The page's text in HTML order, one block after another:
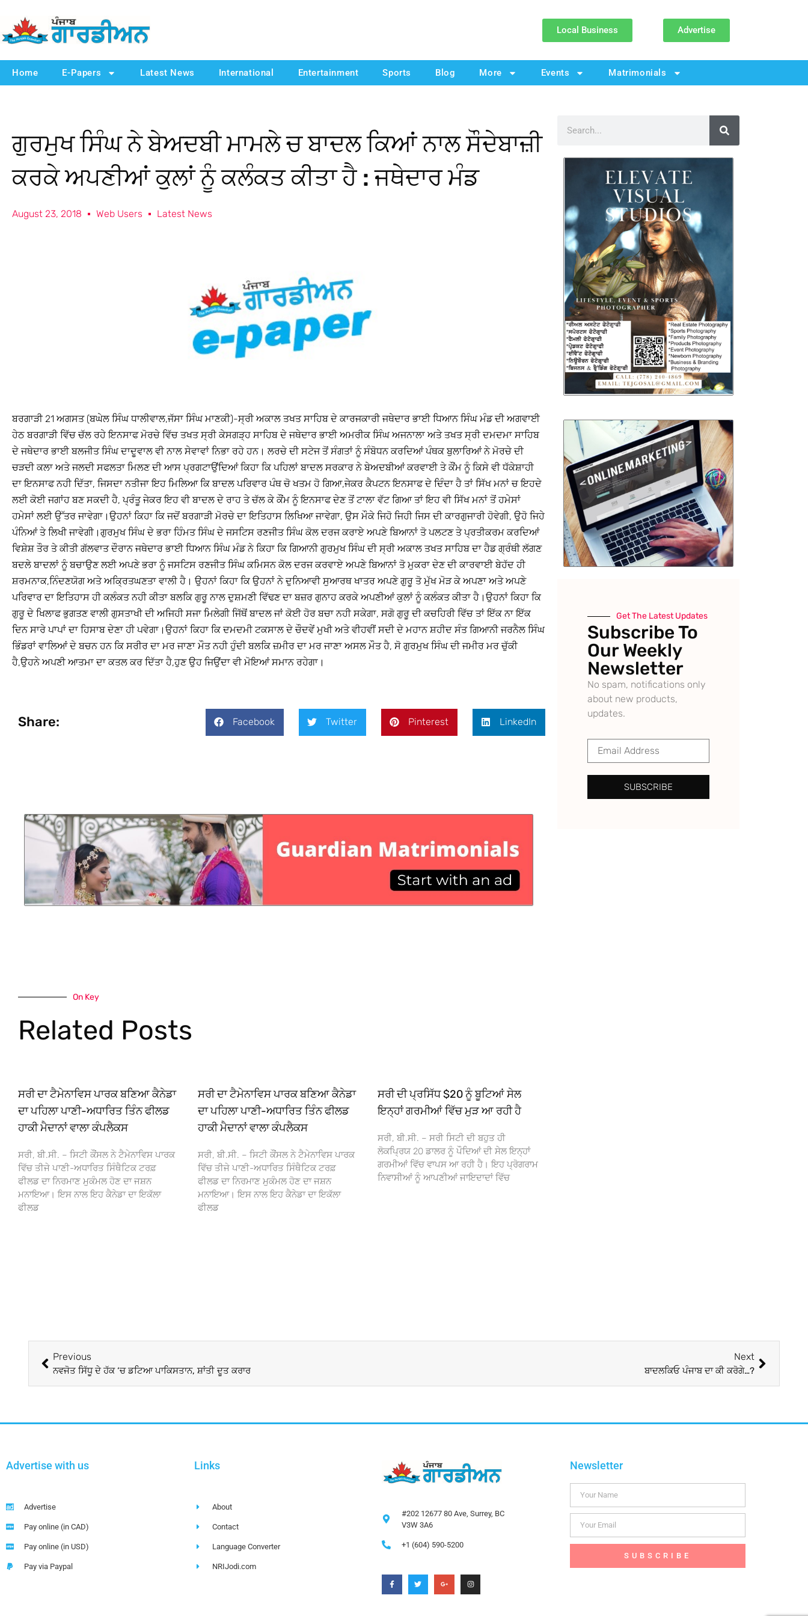
Local Business Advertise
Home E-Papers Latest News International Entertainment Sports Blog More Events Matrimonials
ਗੁਰਮੁਖ ਸਿੰਘ ਨੇ ਬੇਅਦਬੀ ਮਾਮਲੇ ਚ ਬਾਦਲ ਕਿਆਂ ਨਾਲ ਸੌਦੇਬਾਜ਼ੀ
ਕਰਕੇ ਅਪਣੀਆਂ ਕੁਲਾਂ ਨੂੰ ਕਲੰਕਤ ਕੀਤਾ ਹੈ : ਜਥੇਦਾਰ ਮੰਡ
August 23, 2018 Web Users Latest News
ਬਰਗਾੜੀ 21 ਅਗਸਤ (ਬਘੇਲ ਸਿੰਘ ਧਾਲੀਵਾਲ,ਜੱਸਾ ਸਿੰਘ ਮਾਣਕੀ)-ਸ੍ਰੀ ਅਕਾਲ ਤਖਤ ਸਾਹਿਬ ਦੇ ਕਾਰਜਕਾਰੀ ਜਥੇਦਾਰ ਭਾਈ ਧਿਆਨ ਸਿੰਘ ਮੰਡ ਦੀ ਅਗਵਾਈ
ਹੇਠ ਬਰਗਾੜੀ ਵਿੱਚ ਚੱਲ ਰਹੇ ਇਨਸਾਫ ਮੋਰਚੇ ਵਿੱਚ ਤਖਤ ਸ੍ਰੀ ਕੇਸਗੜ੍ਹ ਸਾਹਿਬ ਦੇ ਜਥੇਦਾਰ ਭਾਈ ਅਮਰੀਕ ਸਿੰਘ ਅਜਨਾਲਾ ਅਤੇ ਤਖਤ ਸ੍ਰੀ ਦਮਦਮਾ ਸਾਹਿਬ
ਦੇ ਜਥੇਦਾਰ ਭਾਈ ਬਲਜੀਤ ਸਿੰਘ ਦਾਦੂਵਾਲ ਵੀ ਨਾਲ ਸੇਵਾਵਾਂ ਨਿਭਾ ਰਹੇ ਹਨ। ਲਰਚੇ ਦੀ ਸਟੇਜ ਤੋਂ ਸੰਗਤਾਂ ਨੂੰ ਸੰਬੋਧਨ ਕਰਦਿਆਂ ਪੰਥਕ ਬੁਲਾਰਿਆਂ ਨੇ ਮੋਰਚੇ ਦੀ
ਚੜਦੀ ਕਲਾ ਅਤੇ ਜਲਦੀ ਸਫਲਤਾ ਮਿਲਣ ਦੀ ਆਸ ਪ੍ਰਗਟਾਉਂਦਿਆਂ ਕਿਹਾ ਕਿ ਪਹਿਲਾਂ ਬਾਦਲ ਸਰਕਾਰ ਨੇ ਬੇਅਦਬੀਆਂ ਕਰਵਾਈ ਤੇ ਕੌਂਮ ਨੂੰ ਕਿਸੇ ਵੀ ਧੱਕੇਸ਼ਾਹੀ
ਦਾ ਇਨਸਾਫ ਨਹੀ ਦਿੱਤਾ, ਜਿਸਦਾ ਨਤੀਜਾ ਇਹ ਮਿਲਿਆ ਕਿ ਬਾਦਲ ਪਰਿਵਾਰ ਪੰਥ ਚੋ ਖਤਮ ਹੋ ਗਿਆ,ਜੇਕਰ ਕੈਪਟਨ ਇਨਸਾਫ ਦੇ ਦਿੰਦਾ ਹੈ ਤਾਂ ਸਿੱਖ ਮਨਾਂ ਚ ਇਹਦੇ
ਲਈ ਕੋਈ ਜਗਾਂਹ ਬਣ ਸਕਦੀ ਹੈ, ਪ੍ਰੰਤੂ ਜੇਕਰ ਇਹ ਵੀ ਬਾਦਲ ਦੇ ਰਾਹ ਤੇ ਚੱਲ ਕੇ ਕੌਂਮ ਨੂੰ ਇਨਸਾਫ ਦੇਣ ਤੋਂ ਟਾਲਾ ਵੱਟ ਗਿਆ ਤਾਂ ਇਹ ਵੀ ਸਿੱਖ ਮਨਾਂ ਤੋਂ ਹਮੇਸਾਂ
ਹਮੇਸਾਂ ਲਈ ਉੱਤਰ ਜਾਵੇਗਾ।ਉਹਨਾਂ ਕਿਹਾ ਕਿ ਜਦੋਂ ਬਰਗਾੜੀ ਮੋਰਚੇ ਦਾ ਇਤਿਹਾਸ ਲਿਖਿਆ ਜਾਵੇਗਾ, ਉਸ ਮੌਕੇ ਜਿਹੋ ਜਿਹੀ ਜਿਸ ਦੀ ਕਾਰਗੁਜਾਰੀ ਹੋਵੇਗੀ, ਉਹੋ ਜਿਹੇ
ਪੰਨਿਆਂ ਤੇ ਲਿਖੀ ਜਾਵੇਗੀ।ਗੁਰਮੁਖ ਸਿੰਘ ਦੇ ਭਰਾ ਹਿੰਮਤ ਸਿੰਘ ਦੇ ਜਸਟਿਸ ਰਣਜੀਤ ਸਿੰਘ ਕੋਲ ਦਰਜ ਕਰਾਏ ਅਪਣੇ ਬਿਆਨਾਂ ਤੋ ਪਲਟਣ ਤੇ ਪ੍ਰਤੀਕਰਮ ਕਰਦਿਆਂ
ਵਿਸ਼ੇਸ਼ ਤੌਰ ਤੇ ਕੀਤੀ ਗੱਲਵਾਤ ਦੌਰਾਨ ਜਥੇਦਾਰ ਭਾਈ ਧਿਆਨ ਸਿੰਘ ਮੰਡ ਨੇ ਕਿਹਾ ਕਿ ਗਿਆਨੀ ਗੁਰਮੁਖ ਸਿੰਘ ਦੀ ਸ੍ਰੀ ਅਕਾਲ ਤਖਤ ਸਾਹਿਬ ਦਾ ਹੈਡ ਗ੍ਰੰਥੀ ਲੱਗਣ
ਬਦਲੇ ਬਾਦਲਾਂ ਨੂੰ ਬਚਾਉਣ ਲਈ ਅਪਣੇ ਭਰਾ ਨੂੰ ਜਸਟਿਸ ਰਣਜੀਤ ਸਿੰਘ ਕਮਿਸਨ ਕੋਲ ਦਰਜ ਕਰਵਾਏ ਅਪਣੇ ਬਿਆਨਾਂ ਤੋ ਮੁਕਰਾ ਦੇਣ ਦੀ ਕਾਰਵਾਈ ਬੇਹੱਦ ਹੀ
ਸ਼ਰਮਨਾਕ,ਨਿੰਦਣਯੋਗ ਅਤੇ ਅਕ੍ਰਿਤਘਣਤਾ ਵਾਲੀ ਹੈ। ਉਹਨਾਂ ਕਿਹਾ ਕਿ ਉਹਨਾਂ ਨੇ ਦੁਨਿਆਵੀ ਸੁਆਰਥ ਖਾਤਰ ਅਪਣੇ ਗੁਰੂ ਤੋ ਮੁੱਖ ਮੋੜ ਕੇ ਅਪਣਾ ਅਤੇ ਅਪਣੇ
ਪਰਿਵਾਰ ਦਾ ਇਤਿਹਾਸ ਹੀ ਕਲੰਕਤ ਨਹੀ ਕੀਤਾ ਬਲਕਿ ਗੁਰੂ ਨਾਲ ਦੁਸ਼ਮਣੀ ਵਿੱਢਣ ਦਾ ਬਜ਼ਰ ਗੁਨਾਹ ਕਰਕੇ ਅਪਣੀਆਂ ਕੁਲਾਂ ਨੂੰ ਕਲੰਕਤ ਕੀਤਾ ਹੈ।ਉਹਨਾਂ ਕਿਹਾ ਕਿ
ਗੁਰੂ ਦੇ ਖਿਲਾਫ ਭੁਗਤਣ ਵਾਲੀ ਗੁਸਤਾਖੀ ਦੀ ਅਜਿਹੀ ਸਜਾ ਮਿਲੇਗੀ ਜਿੱਥੋਂ ਬਾਦਲ ਜਾਂ ਕੋਈ ਹੋਰ ਬਚਾ ਨਹੀ ਸਕੇਗਾ, ਸਗੋ ਗੁਰੂ ਦੀ ਕਚਹਿਰੀ ਵਿੱਚ ਤਾਂ ਇੱਕ ਨਾ ਇੱਕ
ਦਿਨ ਸਾਰੇ ਪਾਪਾਂ ਦਾ ਹਿਸਾਬ ਦੇਣਾ ਹੀ ਪਵੇਗਾ।ਉਹਨਾਂ ਕਿਹਾ ਕਿ ਦਮਦਮੀ ਟਕਸਾਲ ਦੇ ਚੌਦਵੇਂ ਮੁਖੀ ਅਤੇ ਵੀਹਵੀਂ ਸਦੀ ਦੇ ਮਹਾਨ ਸ਼ਹੀਦ ਸੰਤ ਗਿਆਨੀ ਜਰਨੈਲ ਸਿੰਘ
ਭਿੰਡਰਾਂ ਵਾਲਿਆਂ ਦੇ ਬਚਨ ਹਨ ਕਿ ਸਰੀਰ ਦਾ ਮਰ ਜਾਣਾ ਮੌਤ ਨਹੀ ਹੁੰਦੀ ਬਲਕਿ ਜ਼ਮੀਰ ਦਾ ਮਰ ਜਾਣਾ ਅਸਲ ਮੌਤ ਹੈ, ਸੋ ਗੁਰਮੁਖ ਸਿੰਘ ਦੀ ਜਮੀਰ ਮਰ ਚੁੱਕੀ
ਹੈ,ਉਹਨੇ ਅਪਣੀ ਆਤਮਾ ਦਾ ਕਤਲ ਕਰ ਦਿੱਤਾ ਹੈ,ਹੁਣ ਉਹ ਜਿਉਂਦਾ ਵੀ ਮੋਇਆਂ ਸਮਾਨ ਰਹੇਗਾ।
Share: Facebook Twitter Pinterest LinkedIn
On Key
Related Posts
ਸਰੀ ਦਾ ਟੈਮੇਨਾਵਿਸ ਪਾਰਕ ਬਣਿਆ ਕੈਨੇਡਾ
ਦਾ ਪਹਿਲਾ ਪਾਣੀ-ਅਧਾਰਿਤ ਤਿੰਨ ਫੀਲਡ
ਹਾਕੀ ਮੈਦਾਨਾਂ ਵਾਲਾ ਕੰਪਲੈਕਸ
ਸਰੀ, ਬੀ.ਸੀ. – ਸਿਟੀ ਕੌਂਸਲ ਨੇ ਟੈਮੇਨਾਵਿਸ ਪਾਰਕ
ਵਿੱਚ ਤੀਜੇ ਪਾਣੀ-ਅਧਾਰਿਤ ਸਿੰਥੈਟਿਕ ਟਰਫ਼
ਫੀਲਡ ਦਾ ਨਿਰਮਾਣ ਮੁਕੰਮਲ ਹੋਣ ਦਾ ਜਸ਼ਨ
ਮਨਾਇਆ। ਇਸ ਨਾਲ ਇਹ ਕੈਨੇਡਾ ਦਾ ਇਕੱਲਾ
ਫੀਲਡ
ਸਰੀ ਦਾ ਟੈਮੇਨਾਵਿਸ ਪਾਰਕ ਬਣਿਆ ਕੈਨੇਡਾ
ਦਾ ਪਹਿਲਾ ਪਾਣੀ-ਅਧਾਰਿਤ ਤਿੰਨ ਫੀਲਡ
ਹਾਕੀ ਮੈਦਾਨਾਂ ਵਾਲਾ ਕੰਪਲੈਕਸ
ਸਰੀ, ਬੀ.ਸੀ. – ਸਿਟੀ ਕੌਂਸਲ ਨੇ ਟੈਮੇਨਾਵਿਸ ਪਾਰਕ
ਵਿੱਚ ਤੀਜੇ ਪਾਣੀ-ਅਧਾਰਿਤ ਸਿੰਥੈਟਿਕ ਟਰਫ਼
ਫੀਲਡ ਦਾ ਨਿਰਮਾਣ ਮੁਕੰਮਲ ਹੋਣ ਦਾ ਜਸ਼ਨ
ਮਨਾਇਆ। ਇਸ ਨਾਲ ਇਹ ਕੈਨੇਡਾ ਦਾ ਇਕੱਲਾ
ਫੀਲਡ
ਸਰੀ ਦੀ ਪ੍ਰਸਿੱਧ $20 ਨੂੰ ਬੂਟਿਆਂ ਸੇਲ
ਇਨ੍ਹਾਂ ਗਰਮੀਆਂ ਵਿੱਚ ਮੁੜ ਆ ਰਹੀ ਹੈ
ਸਰੀ, ਬੀ.ਸੀ. – ਸਰੀ ਸਿਟੀ ਦੀ ਬਹੁਤ ਹੀ
ਲੋਕਪ੍ਰਿਯ 20 ਡਾਲਰ ਨੂੰ ਪੌਦਿਆਂ ਦੀ ਸੇਲ ਇਨ੍ਹਾਂ
ਗਰਮੀਆਂ ਵਿੱਚ ਵਾਪਸ ਆ ਰਹੀ ਹੈ। ਇਹ ਪ੍ਰੋਗਰਾਮ
ਨਿਵਾਸੀਆਂ ਨੂੰ ਆਪਣੀਆਂ ਜਾਇਦਾਦਾਂ ਵਿੱਚ
Get The Latest Updates
Subscribe To
Our Weekly
Newsletter
No spam, notifications only
about new products,
updates.
SUBSCRIBE
Previous
ਨਵਜੋਤ ਸਿੱਧੂ ਦੇ ਹੱਕ ‘ਚ ਡਟਿਆ ਪਾਕਿਸਤਾਨ, ਸ਼ਾਂਤੀ ਦੂਤ ਕਰਾਰ
Next
ਬਾਦਲਕਿਓ ਪੰਜਾਬ ਦਾ ਕੀ ਕਰੋਗੇ…?
Advertise with us
Advertise
Pay online (in CAD)
Pay online (in USD)
Pay via Paypal
Links
About
Contact
Language Converter
NRIJodi.com
#202 12677 80 Ave, Surrey, BC
V3W 3A6
+1 (604) 590-5200
Newsletter
SUBSCRIBE